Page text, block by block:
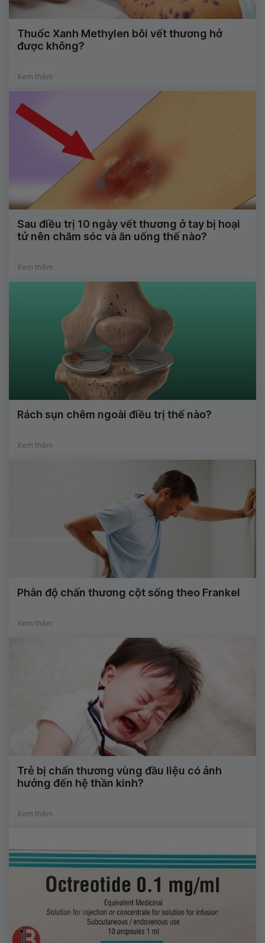
Thuốc Xanh Methylen bôi vết thương hở
được không?
Xem thêm
Sau điều trị 10 ngày vết thương ở tay bị hoại
tử nên chăm sóc và ăn uống thế nào?
Xem thêm
Rách sụn chêm ngoài điều trị thế nào?
Xem thêm
Phân độ chấn thương cột sống theo Frankel
Xem thêm
Trẻ bị chấn thương vùng đầu liệu có ảnh
hưởng đến hệ thần kinh?
Xem thêm